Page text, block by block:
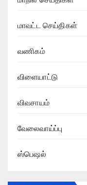
மாவட்ட செய்திகள்
வணிகம்
விளையாட்டு
விவசாயம்
வேலைவாய்ப்பு
ஸ்பெஷல்